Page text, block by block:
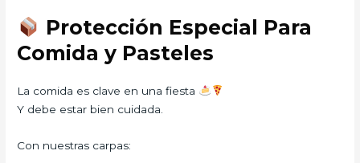
Protección Especial Para
Comida y Pasteles
La comida es clave en una fiesta
Y debe estar bien cuidada.
Con nuestras carpas: